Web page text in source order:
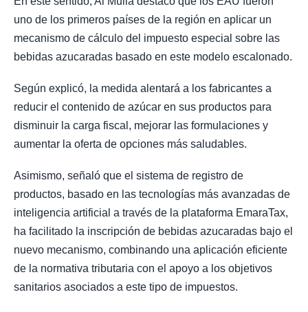
uno de los primeros países de la región en aplicar un
mecanismo de cálculo del impuesto especial sobre las
bebidas azucaradas basado en este modelo escalonado.
Según explicó, la medida alentará a los fabricantes a
reducir el contenido de azúcar en sus productos para
disminuir la carga fiscal, mejorar las formulaciones y
aumentar la oferta de opciones más saludables.
Asimismo, señaló que el sistema de registro de
productos, basado en las tecnologías más avanzadas de
inteligencia artificial a través de la plataforma EmaraTax,
ha facilitado la inscripción de bebidas azucaradas bajo el
nuevo mecanismo, combinando una aplicación eficiente
de la normativa tributaria con el apoyo a los objetivos
sanitarios asociados a este tipo de impuestos.